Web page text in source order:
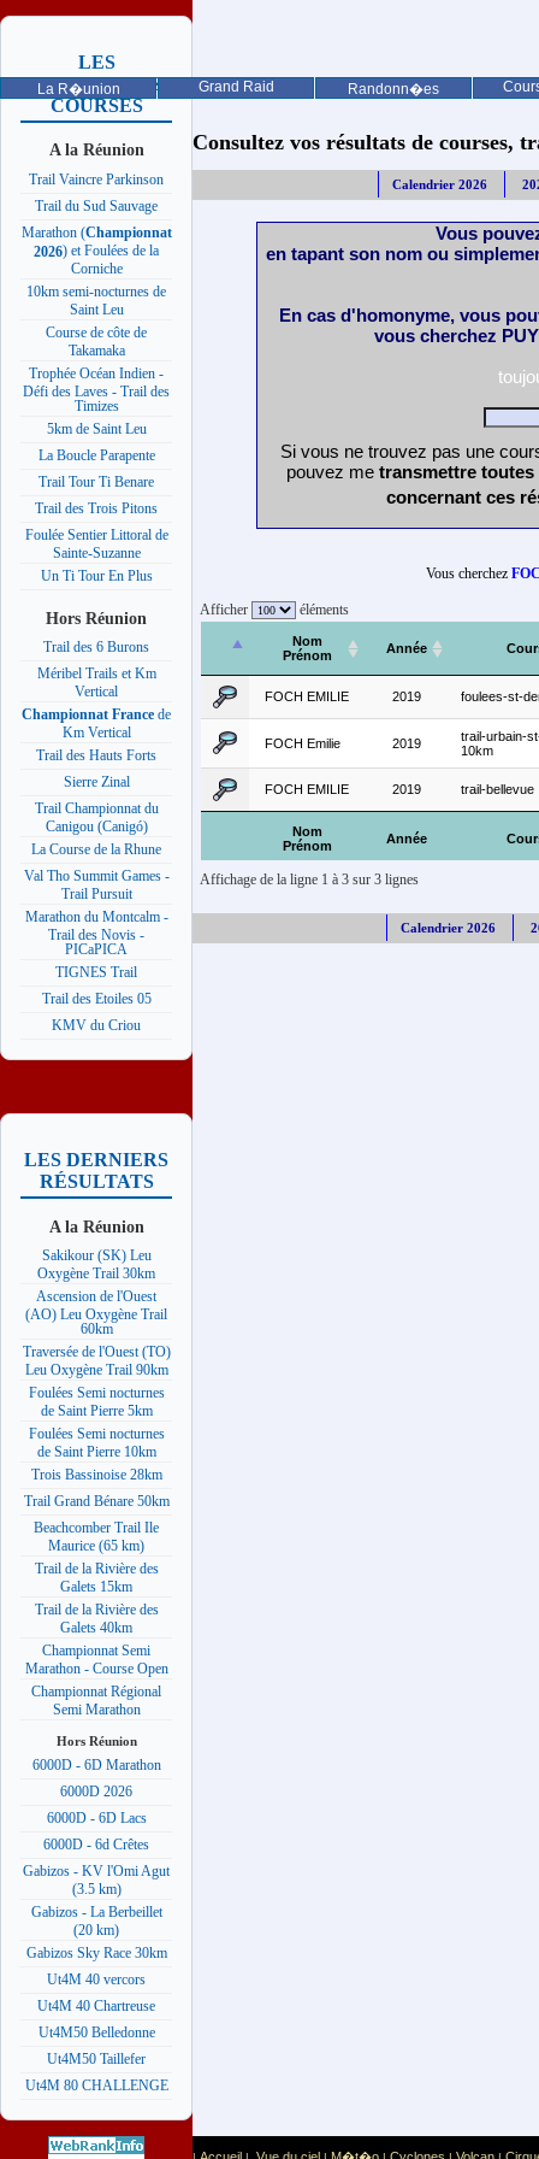
La R�union Grand Raid Randonn�es
LES
PROCHAINES
COURSES
A la Réunion
Trail Vaincre Parkinson
Trail du Sud Sauvage
Marathon (Championnat
2026) et Foulées de la
Corniche
10km semi-nocturnes de
Saint Leu
Course de côte de
Takamaka
Trophée Océan Indien -
Défi des Laves - Trail des
Timizes
5km de Saint Leu
La Boucle Parapente
Trail Tour Ti Benare
Trail des Trois Pitons
Foulée Sentier Littoral de
Sainte-Suzanne
Un Ti Tour En Plus
Hors Réunion
Trail des 6 Burons
Méribel Trails et Km
Vertical
Championnat France de
Km Vertical
Trail des Hauts Forts
Sierre Zinal
Trail Championnat du
Canigou (Canigó)
La Course de la Rhune
Val Tho Summit Games -
Trail Pursuit
Marathon du Montcalm -
Trail des Novis -
PICaPICA
TIGNES Trail
Trail des Etoiles 05
KMV du Criou
LES DERNIERS
RÉSULTATS
A la Réunion
Sakikour (SK) Leu
Oxygène Trail 30km
Ascension de l'Ouest
(AO) Leu Oxygène Trail
60km
Traversée de l'Ouest (TO)
Leu Oxygène Trail 90km
Foulées Semi nocturnes
de Saint Pierre 5km
Foulées Semi nocturnes
de Saint Pierre 10km
Trois Bassinoise 28km
Trail Grand Bénare 50km
Beachcomber Trail Ile
Maurice (65 km)
Trail de la Rivière des
Galets 15km
Trail de la Rivière des
Galets 40km
Championnat Semi
Marathon - Course Open
Championnat Régional
Semi Marathon
Hors Réunion
6000D - 6D Marathon
6000D 2026
6000D - 6D Lacs
6000D - 6d Crêtes
Gabizos - KV l'Omi Agut
(3.5 km)
Gabizos - La Berbeillet
(20 km)
Gabizos Sky Race 30km
Ut4M 40 vercors
Ut4M 40 Chartreuse
Ut4M50 Belledonne
Ut4M50 Taillefer
Ut4M 80 CHALLENGE
Consultez vos résultats de courses,
Calendrier 2026
Vous
en tapant son nom ou
En cas d'homonyme, vous
vous cherchez
Si vous ne trouvez pas une
pouvez me transmettre
concernant ces
Vous cherchez
Afficher éléments
Nom
Prénom
Année
Nom
Prénom
Année
FOCH EMILIE 2019 foulees-st-
FOCH Emilie 2019
trail-urbain-
10km
FOCH EMILIE 2019 trail-bellevue
Affichage de la ligne 1 à 3 sur 3 lignes
Calendrier 2026